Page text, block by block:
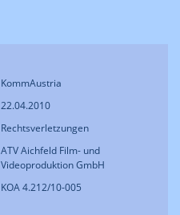
KommAustria
22.04.2010
Rechtsverletzungen
ATV Aichfeld Film- und
Videoproduktion GmbH
KOA 4.212/10-005